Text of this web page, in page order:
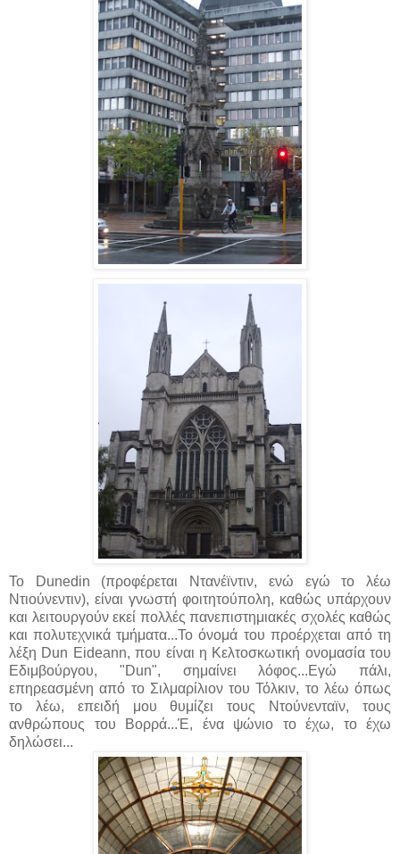
Το Dunedin (προφέρεται Ντανέϊντιν, ενώ εγώ το λέω
Ντιούνεντιν), είναι γνωστή φοιτητούπολη, καθώς υπάρχουν
και λειτουργούν εκεί πολλές πανεπιστημιακές σχολές καθώς
και πολυτεχνικά τμήματα...Το όνομά του προέρχεται από τη
λέξη Dun Eideann, που είναι η Κελτοσκωτική ονομασία του
Εδιμβούργου, "Dun", σημαίνει λόφος...Εγώ πάλι,
επηρεασμένη από το Σιλμαρίλιον του Τόλκιν, το λέω όπως
το λέω, επειδή μου θυμίζει τους Ντούνενταϊν, τους
ανθρώπους του Βορρά...Έ, ένα ψώνιο το έχω, το έχω
δηλώσει...